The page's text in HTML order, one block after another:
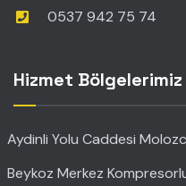
0537 942 75 74
Hizmet Bölgelerimiz
Aydinli Yolu Caddesi
Beykoz Merkez